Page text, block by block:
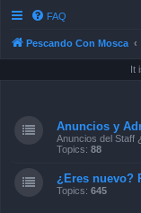
FAQ
Pescando Con Mosca
It
Anuncios y
Anuncios del Staff
Topics: 88
¿Eres nuevo?
Topics: 645